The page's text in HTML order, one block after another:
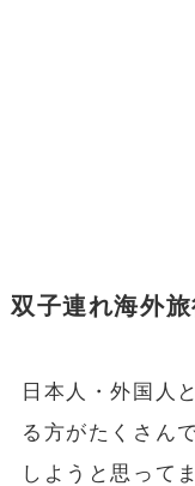
双子連れ海外
日本人・外国人
る方がたくさん
しようと思って